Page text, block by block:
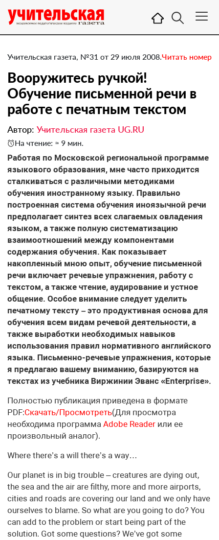
Учительская газета, №31 от 29 июля 2008.Читать номер
Вооружитесь ручкой!
Обучение письменной речи в
работе с печатным текстом
Автор: Учительская газета UG.RU
На чтение: ≈ 9 мин.
Работая по Московской региональной программе
языкового образования, мне часто приходится
сталкиваться с различными методиками
обучения иностранному языку. Правильно
построенная система обучения иноязычной речи
предполагает синтез всех слагаемых овладения
языком, а также полную систематизацию
взаимоотношений между компонентами
содержания обучения. Как показывает
накопленный мною опыт, обучение письменной
речи включает речевые упражнения, работу с
текстом, а также чтение, аудирование и устное
общение. Особое внимание следует уделить
печатному тексту – это продуктивная основа для
обучения всем видам речевой деятельности, а
также выработки необходимых навыков
использования правил нормативного английского
языка. Письменно-речевые упражнения, которые
я предлагаю вашему вниманию, базируются на
текстах из учебника Виржинии Эванс «Enterprise».
Полностью публикация приведена в формате
PDF:Скачать/Просмотреть(Для просмотра
необходима программа Adobe Reader или ее
произвольный аналог).
Where there’s a will there’s a way…
Our planet is in big trouble – creatures are dying out,
the sea and the air are filthy, more and more airports,
cities and roads are covering our land and we only have
ourselves to blame. So what are you going to do? You
can add to the problem or start being part of the
solution. Got some questions? We’ve got some